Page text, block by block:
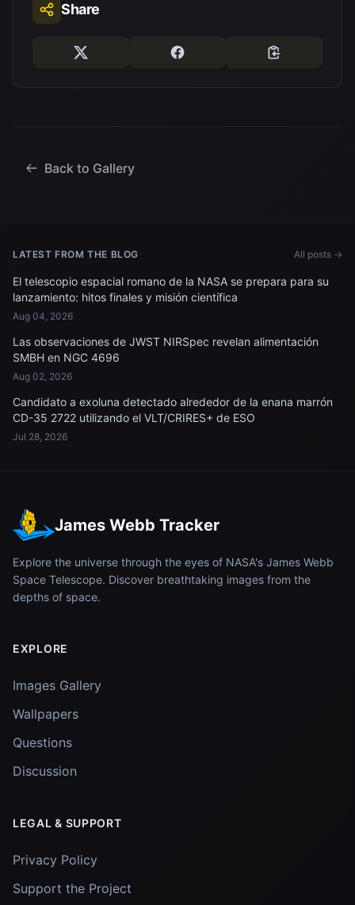
Share
Back to Gallery
LATEST FROM THE BLOG All posts →
El telescopio espacial romano de la NASA se prepara para su
lanzamiento: hitos finales y misión científica
Aug 04, 2026
Las observaciones de JWST NIRSpec revelan alimentación
SMBH en NGC 4696
Aug 02, 2026
Candidato a exoluna detectado alrededor de la enana marrón
CD-35 2722 utilizando el VLT/CRIRES+ de ESO
Jul 28, 2026
James Webb Tracker
Explore the universe through the eyes of NASA's James Webb
Space Telescope. Discover breathtaking images from the
depths of space.
EXPLORE
Images Gallery
Wallpapers
Questions
Discussion
LEGAL & SUPPORT
Privacy Policy
Support the Project